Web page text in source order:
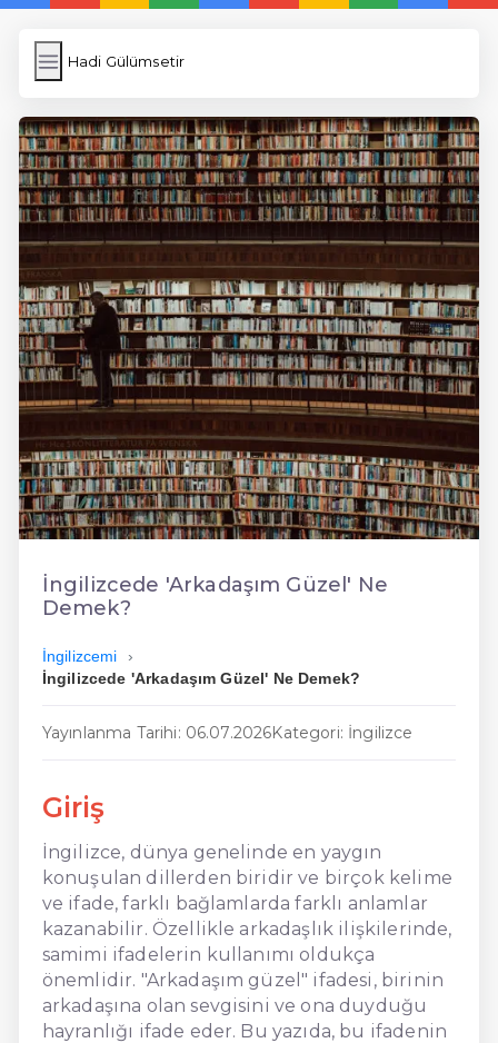
Hadi Gülümsetir
Hadi Gülümsetir
Képfeltöltés
Wordpress Cache
Anasayfa
5 Günde İngilizce
İngilizce
Dil Eğitimi
En Hızlı İngilizce
En Kolay İngilizce
En Ucuz İngilizce
En Uygun İngilizce
İngilizcede 'Arkadaşım Güzel' Ne
Demek?
İngilizcemi
İngilizcede 'Arkadaşım Güzel' Ne Demek?
Yayınlanma Tarihi: 06.07.2026Kategori: İngilizce
Giriş
İngilizce, dünya genelinde en yaygın
konuşulan dillerden biridir ve birçok kelime
ve ifade, farklı bağlamlarda farklı anlamlar
kazanabilir. Özellikle arkadaşlık ilişkilerinde,
samimi ifadelerin kullanımı oldukça
önemlidir. "Arkadaşım güzel" ifadesi, birinin
arkadaşına olan sevgisini ve ona duyduğu
hayranlığı ifade eder. Bu yazıda, bu ifadenin